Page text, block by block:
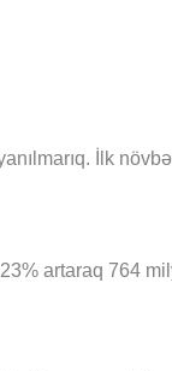
İlk
artaraq 764